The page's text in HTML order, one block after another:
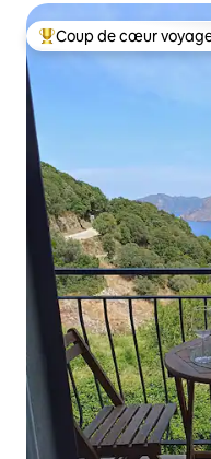
Coups de cœur
Coup de cœur